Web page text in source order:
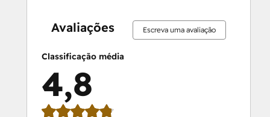
Sales Enablement
Sales Management Training: Strategies
for Developing a Successful Modern
Salesforce Integration Certification
SEO
SEO II
Avaliações Escreva uma avaliação
Classificação média
4,8